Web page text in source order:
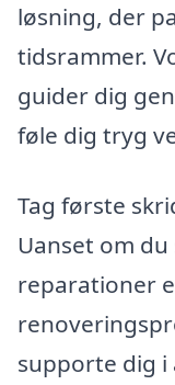
løsning, der
tidsrammer.
guider dig
føle dig tryg
Tag første
Uanset om
reparationer
supporte dig